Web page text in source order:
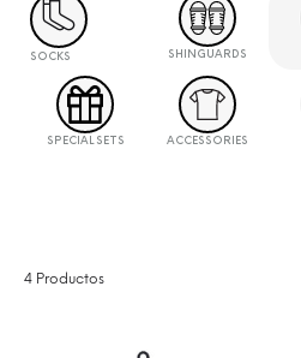
4 Productos
SOCKS SHINGUARDS
SPECIAL SETS ACCESSORIES